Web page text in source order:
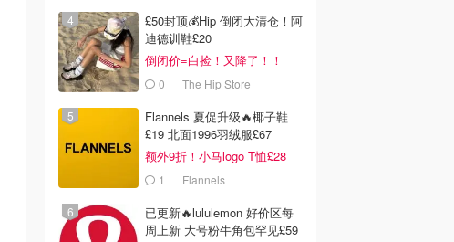
£50封顶💰Hip 倒闭大清仓！阿
迪德训鞋£20
倒闭价=白捡！又降了！！
0 The Hip Store
Flannels 夏促升级🔥椰子鞋
£19 北面1996羽绒服£67
额外9折！小马logo T恤£28
1 Flannels
已更新🔥lululemon 好价区每
周上新 大号粉牛角包罕见£59